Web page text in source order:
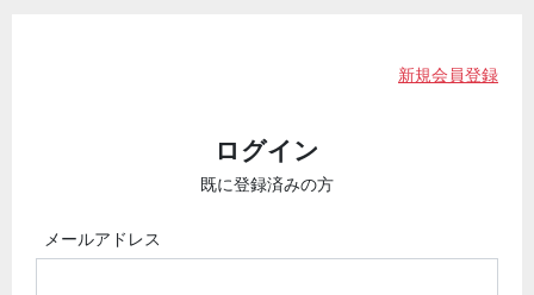
新規会員登録
ログイン
既に登録済みの方
メールアドレス